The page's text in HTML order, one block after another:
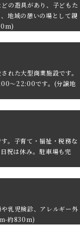
の遊具があり、子どもた
地域の憩いの場として親
れた大型商業施設です。
～22:00です。(分譲地
。子育て・福祉・税務な
祝は休み。駐車場も完
乳児検診、アレルギー外
約830m)